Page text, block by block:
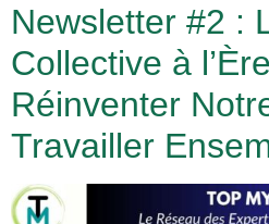
Newsletter #2 :
Collective à
Réinventer
Travailler